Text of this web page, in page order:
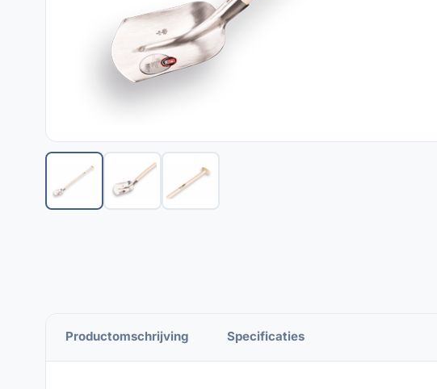
Productomschrijving Specificaties